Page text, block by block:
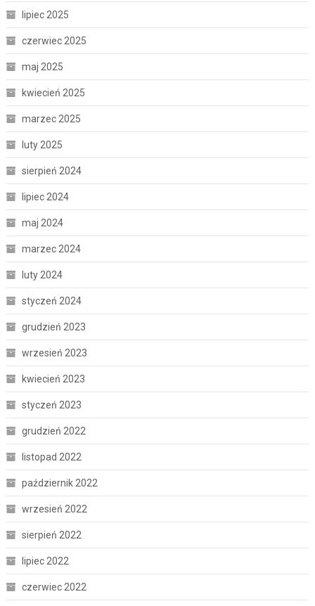
lipiec 2025
czerwiec 2025
maj 2025
kwiecień 2025
marzec 2025
luty 2025
sierpień 2024
lipiec 2024
maj 2024
marzec 2024
luty 2024
styczeń 2024
grudzień 2023
wrzesień 2023
kwiecień 2023
styczeń 2023
grudzień 2022
listopad 2022
październik 2022
wrzesień 2022
sierpień 2022
lipiec 2022
czerwiec 2022